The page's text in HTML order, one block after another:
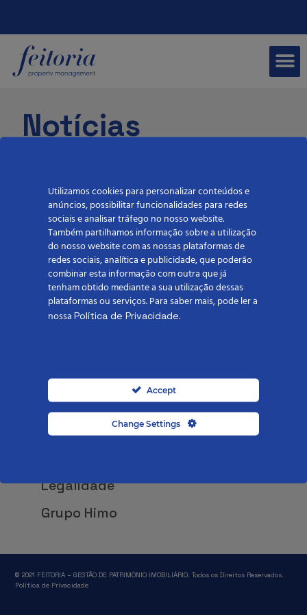
Notícias
Categorias
Feitoria
Investimento
Rentabilidade
Administrativo
Finanças
Legalidade
Grupo Himo
© 2021 FEITORIA – GESTÃO DE PATRIMÓNIO IMOBILIÁRIO. Todos os Direitos Reservados.
Política de Privacidade
Utilizamos cookies para personalizar conteúdos e
anúncios, possibilitar funcionalidades para redes
sociais e analisar tráfego no nosso website.
Também partilhamos informação sobre a utilização
do nosso website com as nossas plataformas de
redes sociais, analítica e publicidade, que poderão
combinar esta informação com outra que já
tenham obtido mediante a sua utilização dessas
plataformas ou serviços. Para saber mais, pode ler a
nossa Política de Privacidade.
Accept
Change Settings